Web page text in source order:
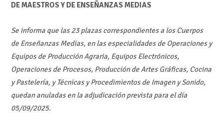
DE MAESTROS Y DE ENSEÑANZAS MEDIAS
Se informa que las 23 plazas correspondientes a los Cuerpos
de Enseñanzas Medias, en las especialidades de Operaciones y
Equipos de Producción Agraria, Equipos Electrónicos,
Operaciones de Procesos, Producción de Artes Gráficas, Cocina
y Pastelería, y Técnicas y Procedimientos de Imagen y Sonido,
quedan anuladas en la adjudicación prevista para el día
05/09/2025.